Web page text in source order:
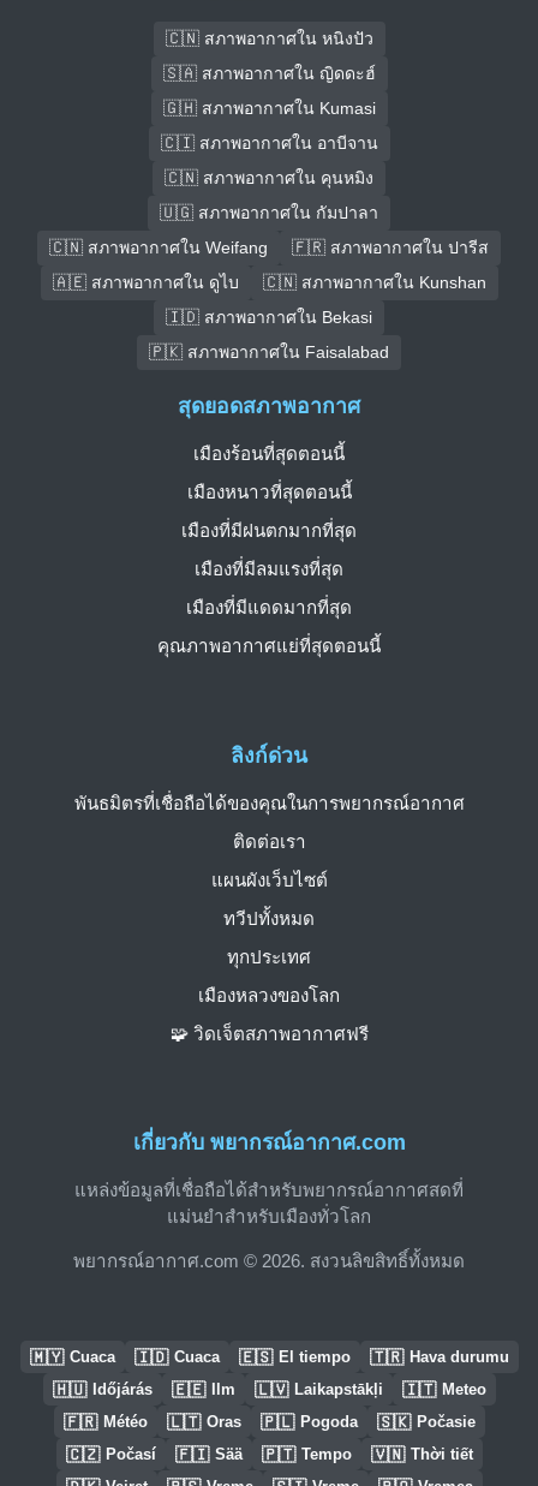
🇨🇳 สภาพอากาศใน หนิงปัว
🇸🇦 สภาพอากาศใน ญิดดะฮ์
🇬🇭 สภาพอากาศใน Kumasi
🇨🇮 สภาพอากาศใน อาบีจาน
🇨🇳 สภาพอากาศใน คุนหมิง
🇺🇬 สภาพอากาศใน กัมปาลา
🇨🇳 สภาพอากาศใน Weifang
🇫🇷 สภาพอากาศใน ปารีส
🇦🇪 สภาพอากาศใน ดูไบ
🇨🇳 สภาพอากาศใน Kunshan
🇮🇩 สภาพอากาศใน Bekasi
🇵🇰 สภาพอากาศใน Faisalabad
เกี่ยวกับ พยากรณ์อากาศ.com
แหล่งข้อมูลที่เชื่อถือได้สำหรับพยากรณ์อากาศสดที่
แม่นยำสำหรับเมืองทั่วโลก
พยากรณ์อากาศ.com © 2026. สงวนลิขสิทธิ์ทั้งหมด
ลิงก์ด่วน
พันธมิตรที่เชื่อถือได้ของคุณในการพยากรณ์อากาศ
ติดต่อเรา
แผนผังเว็บไซต์
ทวีปทั้งหมด
ทุกประเทศ
เมืองหลวงของโลก
🧩 วิดเจ็ตสภาพอากาศฟรี
สุดยอดสภาพอากาศ
เมืองร้อนที่สุดตอนนี้
เมืองหนาวที่สุดตอนนี้
เมืองที่มีฝนตกมากที่สุด
เมืองที่มีลมแรงที่สุด
เมืองที่มีแดดมากที่สุด
คุณภาพอากาศแย่ที่สุดตอนนี้
🇲🇾 Cuaca 🇮🇩 Cuaca 🇪🇸 El tiempo 🇹🇷 Hava durumu
🇭🇺 Időjárás 🇪🇪 Ilm 🇱🇻 Laikapstākļi 🇮🇹 Meteo
🇫🇷 Météo 🇱🇹 Oras 🇵🇱 Pogoda 🇸🇰 Počasie
🇨🇿 Počasí 🇫🇮 Sää 🇵🇹 Tempo 🇻🇳 Thời tiết